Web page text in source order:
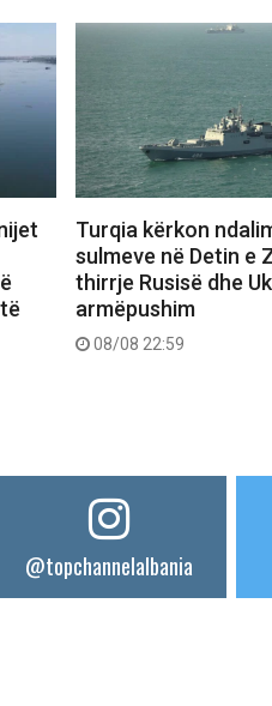
Turqia kërkon
sulmeve në Detin e
thirrje Rusisë dhe
armëpushim
08/08 22:59
@topchannelalbania